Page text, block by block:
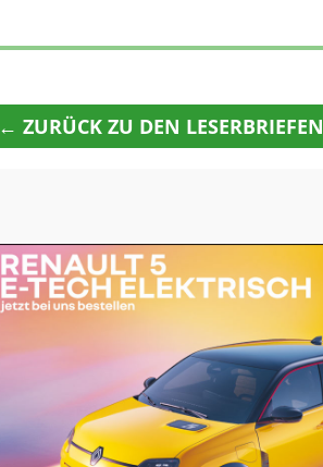
← ZURÜCK ZU DEN LESERBRIEFEN